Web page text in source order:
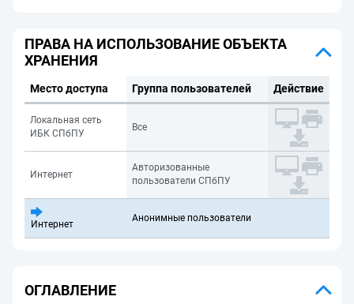
ПРАВА НА ИСПОЛЬЗОВАНИЕ ОБЪЕКТА
ХРАНЕНИЯ
Место доступа Группа пользователей Действие
Локальная сеть
ИБК СПбПУ
Все
Интернет
Авторизованные
пользователи СПбПУ
Интернет
Анонимные пользователи
ОГЛАВЛЕНИЕ